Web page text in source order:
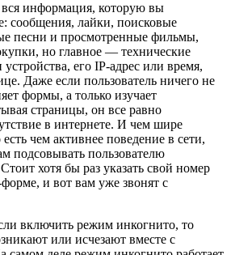
информация, которую вы
сообщения, лайки, поисковые
песни и просмотренные фильмы,
но главное — технические
его IP-адрес или время,
Даже если пользователь ничего не
формы, а только изучает
страницы, он все равно
в интернете. И чем шире
чем активнее поведение в сети,
подсовывать пользователю
хотя бы раз указать свой номер
и вот вам уже звонят с
включить режим инкогнито, то
или исчезают вместе с